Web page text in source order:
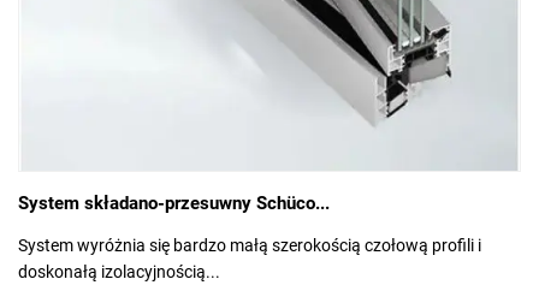
System składano-przesuwny Schüco...
System wyróżnia się bardzo małą szerokością czołową profili i
doskonałą izolacyjnością...